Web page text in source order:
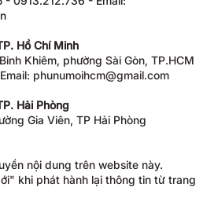
Hồ Chí Minh
Khiêm, phường Sài Gòn, TP.HCM
phunumoihcm@gmail.com
Hải Phòng
Gia Viên, TP Hải Phòng
nội dung trên website này.
khi phát hành lại thông tin từ trang